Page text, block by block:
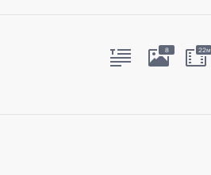
8 22м